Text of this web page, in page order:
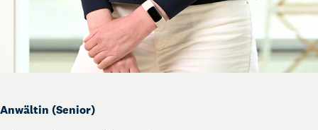
Anwältin (Senior)